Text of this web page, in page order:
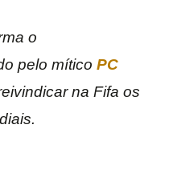
o
pelo mítico PC
na Fifa os